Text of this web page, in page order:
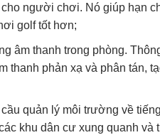
người chơi. Nó giúp hạn
golf tốt hơn;
âm thanh trong phòng.
thanh phản xạ và phân tán,
quản lý môi trường về
khu dân cư xung quanh và